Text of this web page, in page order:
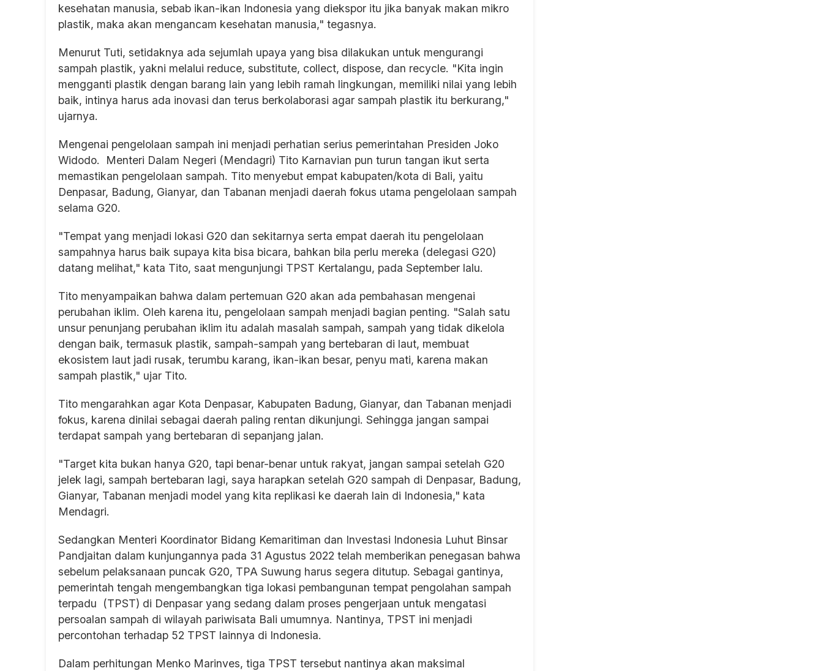
kesehatan manusia, sebab ikan-ikan Indonesia yang diekspor itu jika banyak makan mikro
plastik, maka akan mengancam kesehatan manusia," tegasnya.
Menurut Tuti, setidaknya ada sejumlah upaya yang bisa dilakukan untuk mengurangi
sampah plastik, yakni melalui reduce, substitute, collect, dispose, dan recycle. "Kita ingin
mengganti plastik dengan barang lain yang lebih ramah lingkungan, memiliki nilai yang lebih
baik, intinya harus ada inovasi dan terus berkolaborasi agar sampah plastik itu berkurang,"
ujarnya.
Mengenai pengelolaan sampah ini menjadi perhatian serius pemerintahan Presiden Joko
Widodo. Menteri Dalam Negeri (Mendagri) Tito Karnavian pun turun tangan ikut serta
memastikan pengelolaan sampah. Tito menyebut empat kabupaten/kota di Bali, yaitu
Denpasar, Badung, Gianyar, dan Tabanan menjadi daerah fokus utama pengelolaan sampah
selama G20.
"Tempat yang menjadi lokasi G20 dan sekitarnya serta empat daerah itu pengelolaan
sampahnya harus baik supaya kita bisa bicara, bahkan bila perlu mereka (delegasi G20)
datang melihat," kata Tito, saat mengunjungi TPST Kertalangu, pada September lalu.
Tito menyampaikan bahwa dalam pertemuan G20 akan ada pembahasan mengenai
perubahan iklim. Oleh karena itu, pengelolaan sampah menjadi bagian penting. "Salah satu
unsur penunjang perubahan iklim itu adalah masalah sampah, sampah yang tidak dikelola
dengan baik, termasuk plastik, sampah-sampah yang bertebaran di laut, membuat
ekosistem laut jadi rusak, terumbu karang, ikan-ikan besar, penyu mati, karena makan
sampah plastik," ujar Tito.
Tito mengarahkan agar Kota Denpasar, Kabupaten Badung, Gianyar, dan Tabanan menjadi
fokus, karena dinilai sebagai daerah paling rentan dikunjungi. Sehingga jangan sampai
terdapat sampah yang bertebaran di sepanjang jalan.
"Target kita bukan hanya G20, tapi benar-benar untuk rakyat, jangan sampai setelah G20
jelek lagi, sampah bertebaran lagi, saya harapkan setelah G20 sampah di Denpasar, Badung,
Gianyar, Tabanan menjadi model yang kita replikasi ke daerah lain di Indonesia," kata
Mendagri.
Sedangkan Menteri Koordinator Bidang Kemaritiman dan Investasi Indonesia Luhut Binsar
Pandjaitan dalam kunjungannya pada 31 Agustus 2022 telah memberikan penegasan bahwa
sebelum pelaksanaan puncak G20, TPA Suwung harus segera ditutup. Sebagai gantinya,
pemerintah tengah mengembangkan tiga lokasi pembangunan tempat pengolahan sampah
terpadu (TPST) di Denpasar yang sedang dalam proses pengerjaan untuk mengatasi
persoalan sampah di wilayah pariwisata Bali umumnya. Nantinya, TPST ini menjadi
percontohan terhadap 52 TPST lainnya di Indonesia.
Dalam perhitungan Menko Marinves, tiga TPST tersebut nantinya akan maksimal